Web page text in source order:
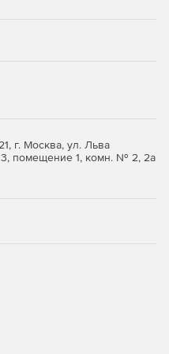
ему элементы
требуется
Dr.Web Enterprise
интранет-
серверов и
терминальные серверы),
г. Москва, ул. Льва
3, помещение 1, комн. № 2, 2а